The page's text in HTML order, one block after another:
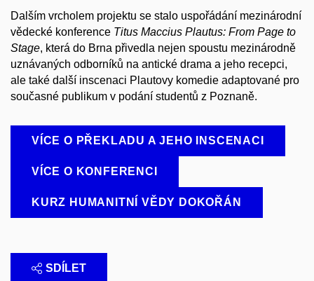
Dalším vrcholem projektu se stalo uspořádání mezinárodní
vědecké konference Titus Maccius Plautus: From Page to
Stage, která do Brna přivedla nejen spoustu mezinárodně
uznávaných odborníků na antické drama a jeho recepci,
ale také další inscenaci Plautovy komedie adaptované pro
současné publikum v podání studentů z Poznaně.
VÍCE O PŘEKLADU A JEHO INSCENACI
VÍCE O KONFERENCI
KURZ HUMANITNÍ VĚDY DOKOŘÁN
SDÍLET